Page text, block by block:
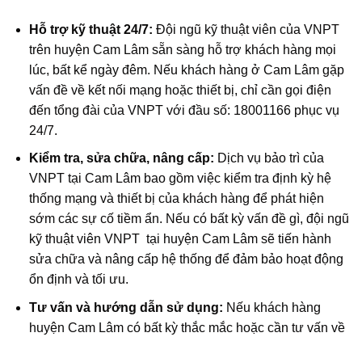
Hỗ trợ kỹ thuật 24/7: Đội ngũ kỹ thuật viên của VNPT
trên huyện Cam Lâm sẵn sàng hỗ trợ khách hàng mọi
lúc, bất kể ngày đêm. Nếu khách hàng ở Cam Lâm gặp
vấn đề về kết nối mạng hoặc thiết bị, chỉ cần gọi điện
đến tổng đài của VNPT với đầu số: 18001166 phục vụ
24/7.
Kiểm tra, sửa chữa, nâng cấp: Dịch vụ bảo trì của
VNPT tại Cam Lâm bao gồm việc kiểm tra định kỳ hệ
thống mạng và thiết bị của khách hàng để phát hiện
sớm các sự cố tiềm ẩn. Nếu có bất kỳ vấn đề gì, đội ngũ
kỹ thuật viên VNPT tại huyện Cam Lâm sẽ tiến hành
sửa chữa và nâng cấp hệ thống để đảm bảo hoạt động
ổn định và tối ưu.
Tư vấn và hướng dẫn sử dụng: Nếu khách hàng
huyện Cam Lâm có bất kỳ thắc mắc hoặc cần tư vấn về